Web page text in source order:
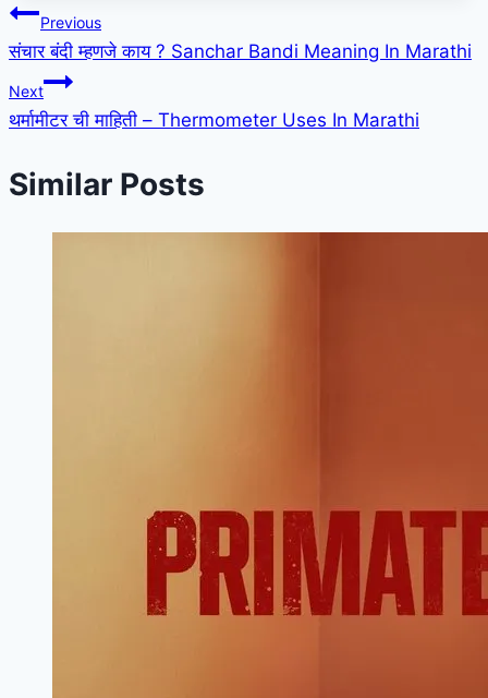
Post
navigation
Previous
संचार बंदी म्हणजे काय ? Sanchar Bandi Meaning In Marathi
Next
थर्मामीटर ची माहिती – Thermometer Uses In Marathi
Similar Posts